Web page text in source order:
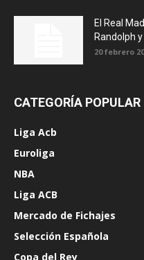
El Real
Randolph y
20 febrero
CATEGORÍA POPULAR
Liga Acb
Euroliga
NBA
Liga ACB
Mercado de Fichajes
Selección Española
Copa del Rey